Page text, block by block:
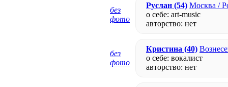
без
фото
Руслан (54) Москва /
о себе: art-music
авторство: нет
без
фото
Кристина (40)
о себе: вокалист
авторство: нет